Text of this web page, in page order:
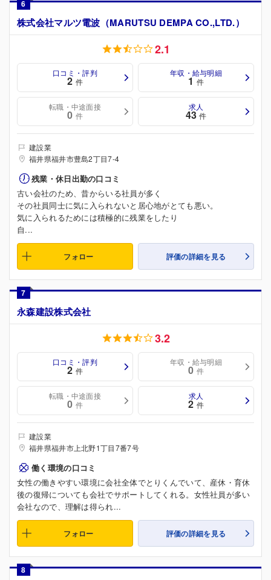
6
株式会社マルツ電波（MARUTSU DEMPA CO.,LTD.）
2.1
口コミ・評判
2 件
年収・給与明細
1 件
転職・中途面接
0 件
求人
43 件
建設業
福井県福井市豊島2丁目7-4
残業・休日出勤の口コミ
古い会社のため、昔からいる社員が多く
その社員同士に気に入られないと居心地がとても悪い。
気に入られるためには積極的に残業をしたり
自...
フォロー 評価の詳細を見る
7
永森建設株式会社
3.2
口コミ・評判
2 件
年収・給与明細
0 件
転職・中途面接
0 件
求人
2 件
建設業
福井県福井市上北野1丁目7番7号
働く環境の口コミ
女性の働きやすい環境に会社全体でとりくんでいて、産休・育休
後の復帰についても会社でサポートしてくれる。女性社員が多い
会社なので、理解は得られ...
フォロー 評価の詳細を見る
8